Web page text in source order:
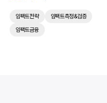
임팩트전략
임팩트측정&검증
임팩트금융